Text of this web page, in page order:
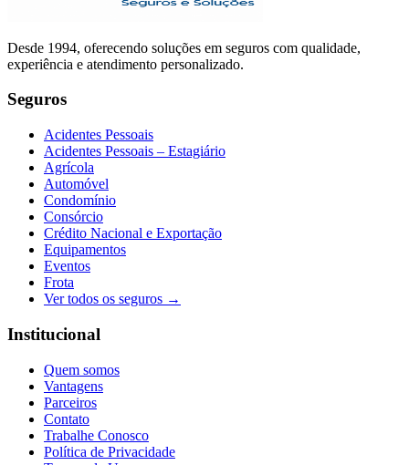
Desde 1994, oferecendo soluções em seguros com qualidade,
experiência e atendimento personalizado.
Seguros
Acidentes Pessoais
Acidentes Pessoais – Estagiário
Agrícola
Automóvel
Condomínio
Consórcio
Crédito Nacional e Exportação
Equipamentos
Eventos
Frota
Ver todos os seguros →
Institucional
Quem somos
Vantagens
Parceiros
Contato
Trabalhe Conosco
Política de Privacidade